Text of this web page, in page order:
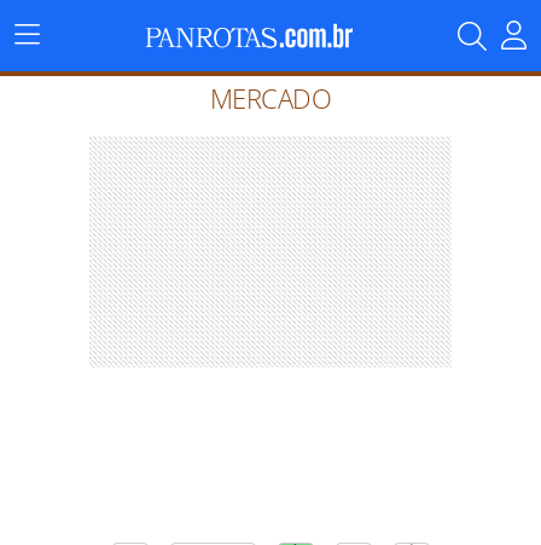
Menu
Principal
MERCADO